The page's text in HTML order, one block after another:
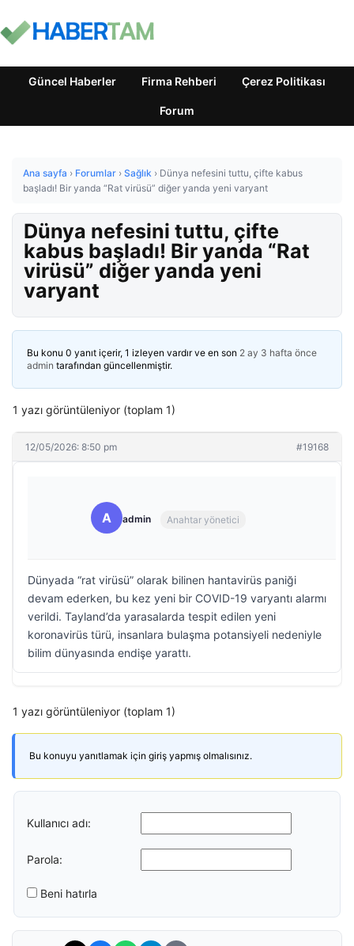
Güncel Haberler Firma Rehberi Çerez Politikası
Forum
Ana sayfa › Forumlar › Sağlık › Dünya nefesini tuttu, çifte kabus
başladı! Bir yanda “Rat virüsü” diğer yanda yeni varyant
Dünya nefesini tuttu, çifte
kabus başladı! Bir yanda “Rat
virüsü” diğer yanda yeni
varyant
Bu konu 0 yanıt içerir, 1 izleyen vardır ve en son 2 ay 3 hafta önce
admin tarafından güncellenmiştir.
1 yazı görüntüleniyor (toplam 1)
12/05/2026: 8:50 pm #19168
A admin Anahtar yönetici
Dünyada “rat virüsü” olarak bilinen hantavirüs paniği
devam ederken, bu kez yeni bir COVID-19 varyantı alarmı
verildi. Tayland’da yarasalarda tespit edilen yeni
koronavirüs türü, insanlara bulaşma potansiyeli nedeniyle
bilim dünyasında endişe yarattı.
1 yazı görüntüleniyor (toplam 1)
Bu konuyu yanıtlamak için giriş yapmış olmalısınız.
Kullanıcı adı:
Parola:
Beni hatırla